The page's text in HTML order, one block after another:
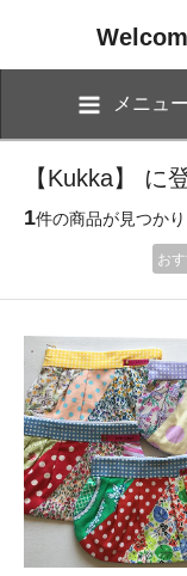
メニュー
【Kukka】 に
1件の商品が見つか
お